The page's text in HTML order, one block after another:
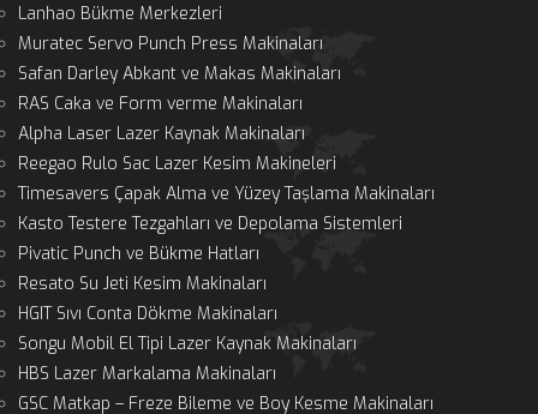
Lanhao Bükme Merkezleri
Muratec Servo Punch Press Makinaları
Safan Darley Abkant ve Makas Makinaları
RAS Caka ve Form verme Makinaları
Alpha Laser Lazer Kaynak Makinaları
Reegao Rulo Sac Lazer Kesim Makineleri
Timesavers Çapak Alma ve Yüzey Taşlama Makinaları
Kasto Testere Tezgahları ve Depolama Sistemleri
Pivatic Punch ve Bükme Hatları
Resato Su Jeti Kesim Makinaları
HGIT Sıvı Conta Dökme Makinaları
Songu Mobil El Tipi Lazer Kaynak Makinaları
HBS Lazer Markalama Makinaları
GSC Matkap – Freze Bileme ve Boy Kesme Makinaları